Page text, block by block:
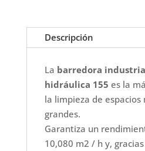
Descripción
La barredora
hidráulica 155 es la
la limpieza de espacios
grandes.
Garantiza un
10,080 m2 / h y,